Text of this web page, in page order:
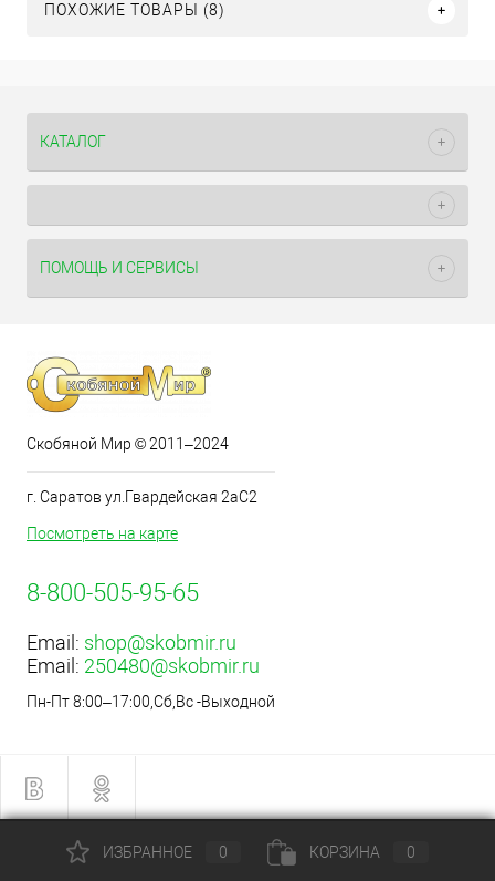
ПОХОЖИЕ ТОВАРЫ (8)
КАТАЛОГ
ПОМОЩЬ И СЕРВИСЫ
Скобяной Мир © 2011–2024
г. Саратов ул.Гвардейская 2аС2
Посмотреть на карте
8-800-505-95-65
Email: shop@skobmir.ru
Email: 250480@skobmir.ru
Пн-Пт 8:00–17:00,Сб,Вс -Выходной
ИЗБРАННОЕ 0 КОРЗИНА 0